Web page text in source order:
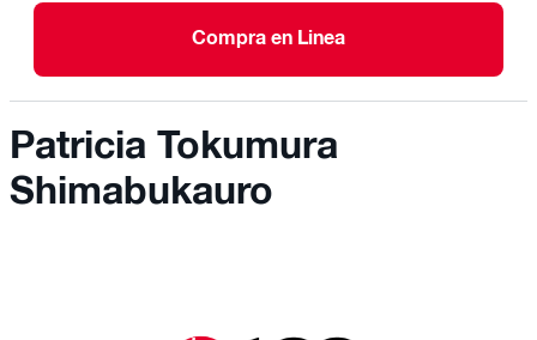
Compra en Linea
Patricia Tokumura
Shimabukauro